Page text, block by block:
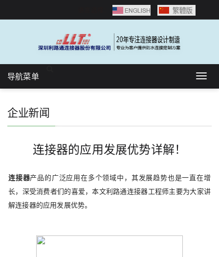
导航菜单
企业新闻
连接器的应用发展优势详解！
连接器产品的广泛应用在多个领域中，其发展趋势也是一直在增
长，深受消费者们的喜爱，本文利路通连接器工程师主要为大家讲
解连接器的应用发展优势。